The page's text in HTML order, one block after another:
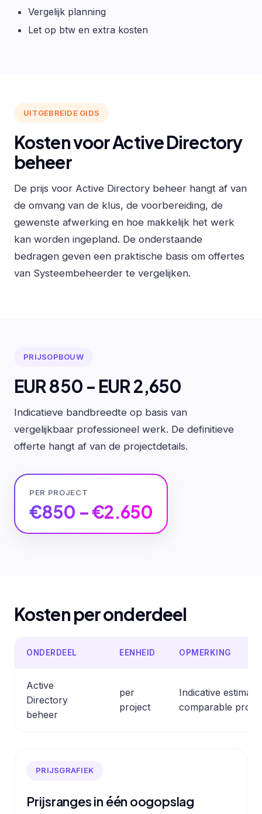
Vergelijk planning
Let op btw en extra kosten
UITGEBREIDE GIDS
Kosten voor Active Directory
beheer
De prijs voor Active Directory beheer hangt af van
de omvang van de klus, de voorbereiding, de
gewenste afwerking en hoe makkelijk het werk
kan worden ingepland. De onderstaande
bedragen geven een praktische basis om offertes
van Systeembeheerder te vergelijken.
PRIJSOPBOUW
EUR 850 - EUR 2,650
Indicatieve bandbreedte op basis van
vergelijkbaar professioneel werk. De definitieve
offerte hangt af van de projectdetails.
PER PROJECT
€850 – €2.650
Kosten per onderdeel
ONDERDEEL EENHEID OPMERKING
Active
Directory
beheer
per
project
Indicative
comparable
PRIJSGRAFIEK
Prijsranges in één oogopslag